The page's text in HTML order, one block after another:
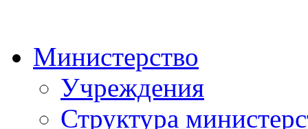
Министерство
Учреждения
Структура